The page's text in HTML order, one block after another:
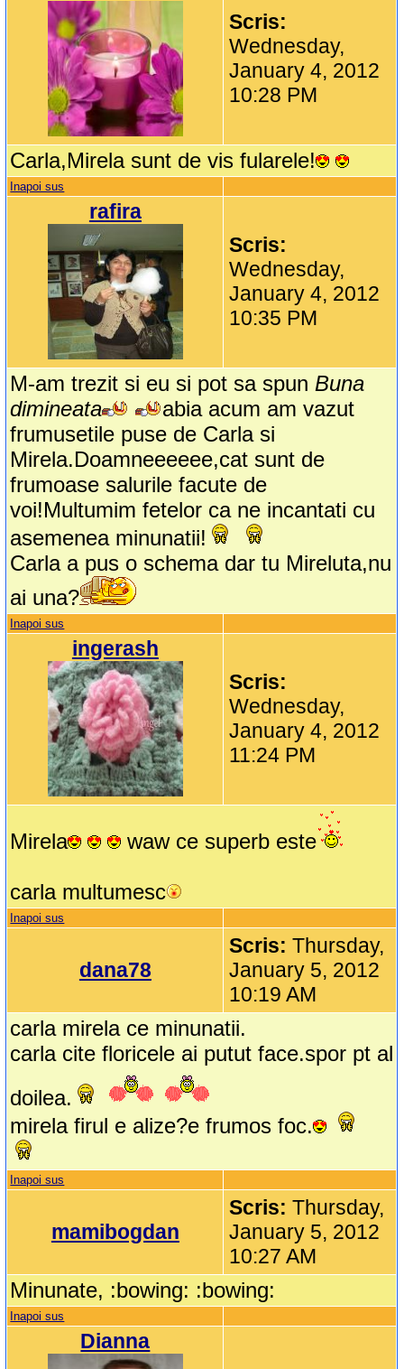
Scris:
Wednesday,
January 4, 2012
10:28 PM
Carla,Mirela sunt de vis fularele!
Inapoi sus
rafira
Scris:
Wednesday,
January 4, 2012
10:35 PM
M-am trezit si eu si pot sa spun Buna
dimineata
abia acum am vazut
frumusetile puse de Carla si
Mirela.Doamneeeeee,cat sunt de
frumoase salurile facute de
voi!Multumim fetelor ca ne incantati cu
asemenea minunatii!
Carla a pus o schema dar tu Mireluta,nu
ai una?
Inapoi sus
ingerash
Scris:
Wednesday,
January 4, 2012
11:24 PM
Mirela waw ce superb este
carla multumesc
Inapoi sus
dana78
Scris:Thursday,
January 5, 2012
10:19 AM
carla mirela ce minunatii.
carla cite floricele ai putut face.spor pt al
doilea.
mirela firul e alize?e frumos foc.
Inapoi sus
mamibogdan
Scris:Thursday,
January 5, 2012
10:27 AM
Minunate, :bowing: :bowing:
Inapoi sus
Dianna